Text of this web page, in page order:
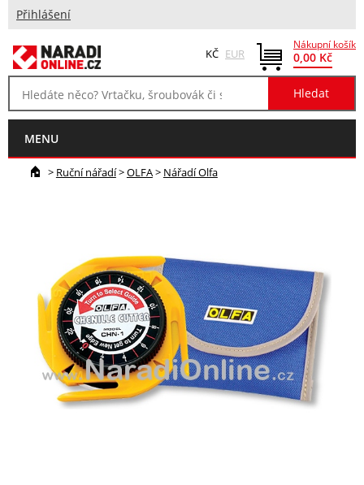
Přihlášení
Nákupní košík
0,00 Kč
KČ EUR
MENU
> Ruční nářadí>OLFA> Nářadí Olfa